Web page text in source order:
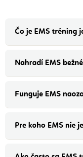
Čo je EMS tréning
Nahradí EMS
Funguje EMS
Pre koho EMS nie